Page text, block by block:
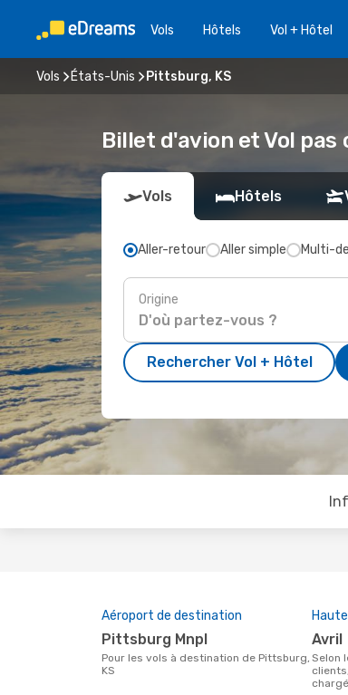
Vols Hôtels Vol + Hôtel
Vols États-Unis Pittsburg, KS
Billet d'avion et Vol
Vols Hôtels
Aller-retour Aller simple Multi-
Origine
Rechercher Vol + Hôtel
Aéroport de destination
Pittsburg Mnpl
Pour les vols à destination de Pittsburg,
KS
avril
Selon les données de recherche de nos